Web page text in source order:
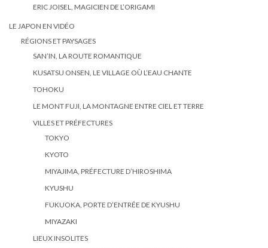
ERIC JOISEL, MAGICIEN DE L’ORIGAMI
LE JAPON EN VIDÉO
RÉGIONS ET PAYSAGES
SAN’IN, LA ROUTE ROMANTIQUE
KUSATSU ONSEN, LE VILLAGE OÙ L’EAU CHANTE
TOHOKU
LE MONT FUJI, LA MONTAGNE ENTRE CIEL ET TERRE
VILLES ET PRÉFECTURES
TOKYO
KYOTO
MIYAJIMA, PRÉFECTURE D’HIROSHIMA
KYUSHU
FUKUOKA, PORTE D’ENTRÉE DE KYUSHU
MIYAZAKI
LIEUX INSOLITES